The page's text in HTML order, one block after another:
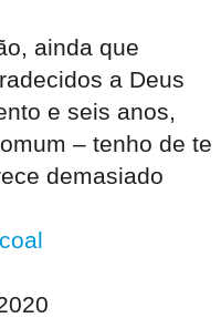
ainda que
a Deus
e seis anos,
– tenho de te
demasiado